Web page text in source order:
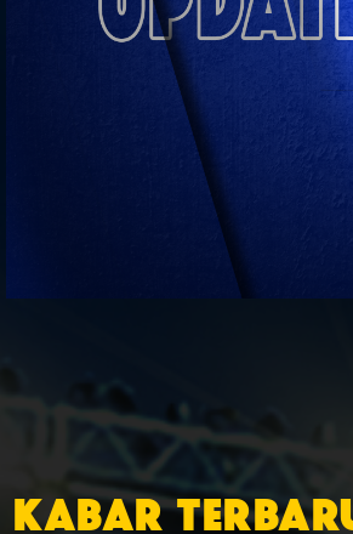
Persib News
KABAR